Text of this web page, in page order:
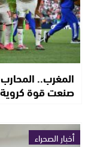
المغرب..
صنعت قوة
أخبار الصحراء